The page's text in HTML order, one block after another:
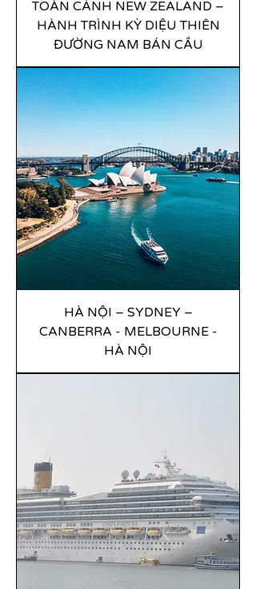
TOÀN CẢNH NEW ZEALAND –
HÀNH TRÌNH KỲ DIỆU THIÊN
ĐƯỜNG NAM BÁN CẦU
HÀ NỘI – SYDNEY –
CANBERRA - MELBOURNE -
HÀ NỘI